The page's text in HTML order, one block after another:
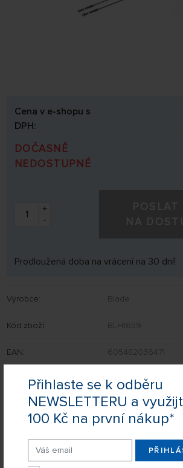
Přihlaste se k odběru
NEWSLETTERU a
100 Kč na první nákup*
Cena v e-shopu s
DPH:
DOČASNĚ
NEDOSTUPNÉ
+
-
Prodloužená doba na vrácení na 30 dní!
Výrobce: Blade
Kód zboží: BLH1659
EAN: 605482036471
Nevíte si rady s výběrem? Nejsou Vám
Napište nám Váš dotaz a my Vás s odpovědí
Chcete dostat upozornění ve chvíli, kdy
Stačí vyplnit formulář a náš hlídací pes Vám dá